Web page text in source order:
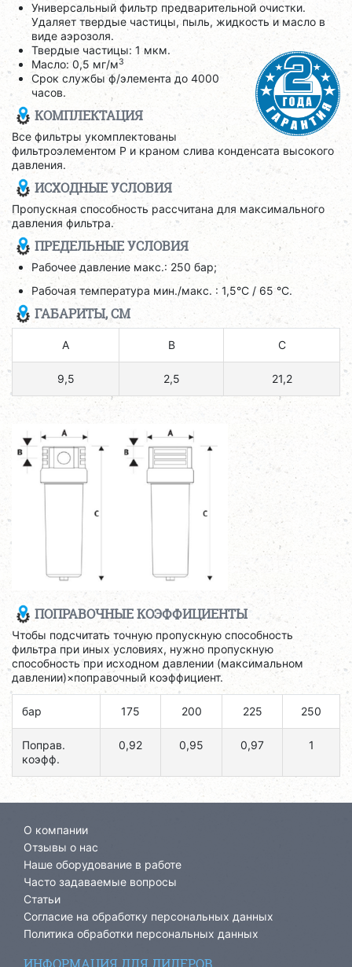
Универсальный фильтр предварительной очистки.
Удаляет твердые частицы, пыль, жидкость и масло в
виде аэрозоля.
Твердые частицы: 1 мкм.
Масло: 0,5 мг/м3
Срок службы ф/элемента до 4000
часов.
КОМПЛЕКТАЦИЯ
Все фильтры укомплектованы
фильтроэлементом P и краном слива конденсата высокого
давления.
ИСХОДНЫЕ УСЛОВИЯ
Пропускная способность рассчитана для максимального
давления фильтра.
ПРЕДЕЛЬНЫЕ УСЛОВИЯ
Рабочее давление макс.: 250 бар;
Рабочая температура мин./макс. : 1,5°C / 65 °C.
ГАБАРИТЫ, СМ
A B C
9,5 2,5 21,2
ПОПРАВОЧНЫЕ КОЭФФИЦИЕНТЫ
Чтобы подсчитать точную пропускную способность
фильтра при иных условиях, нужно пропускную
способность при исходном давлении (максимальном
давлении)×поправочный коэффициент.
бар 175 200 225 250
Поправ.
коэфф.
0,92 0,95 0,97 1
О компании
Отзывы о нас
Наше оборудование в работе
Часто задаваемые вопросы
Статьи
Согласие на обработку персональных данных
Политика обработки персональных данных